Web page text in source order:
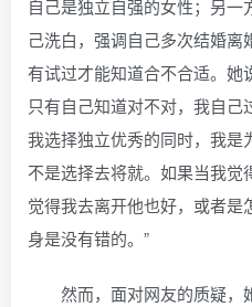
自己是独立自强的女性；另
己洗白，强调自己多次结婚
有试过才能知道合不合适。她
只有自己知道对不对，我自己
我选择独立优秀的同时，我
不是选择去将就。如果当我
觉得我去离开他也好，或者
身是没有错的。”
然而，面对网友的质疑，